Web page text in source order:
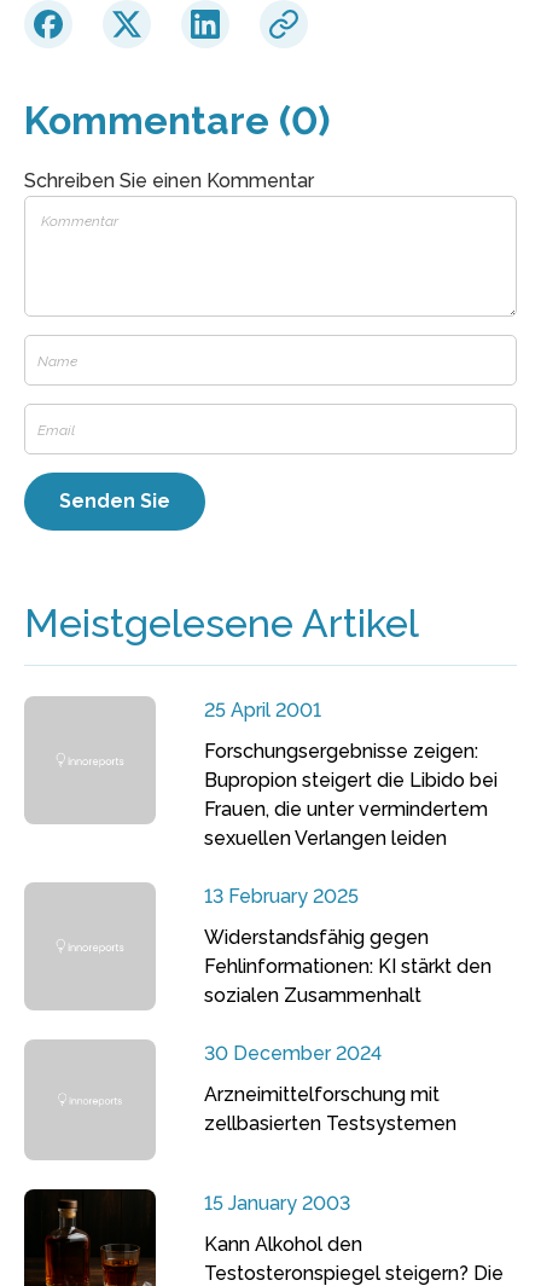
Kommentare (0)
Schreiben Sie einen Kommentar
Meistgelesene Artikel
25 April 2001
Forschungsergebnisse zeigen:
Bupropion steigert die Libido bei
Frauen, die unter vermindertem
sexuellen Verlangen leiden
13 February 2025
Widerstandsfähig gegen
Fehlinformationen: KI stärkt den
sozialen Zusammenhalt
30 December 2024
Arzneimittelforschung mit
zellbasierten Testsystemen
15 January 2003
Kann Alkohol den
Testosteronspiegel steigern? Die